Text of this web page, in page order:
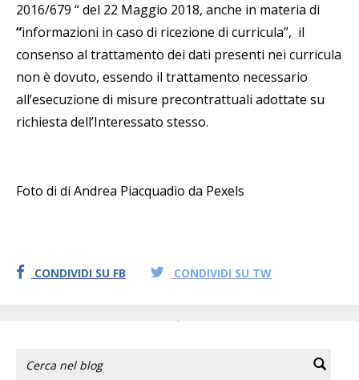
2016/679 “ del 22 Maggio 2018, anche in materia di
“informazioni in caso di ricezione di curricula”, il
consenso al trattamento dei dati presenti nei curricula
non è dovuto, essendo il trattamento necessario
all’esecuzione di misure precontrattuali adottate su
richiesta dell’Interessato stesso.
Foto di di Andrea Piacquadio da Pexels
CONDIVIDI SU FB CONDIVIDI SU TW